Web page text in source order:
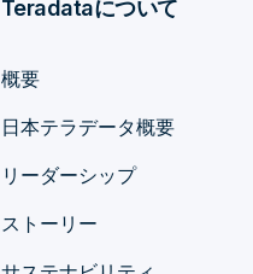
Teradataについて
概要
日本テラデータ概要
リーダーシップ
ストーリー